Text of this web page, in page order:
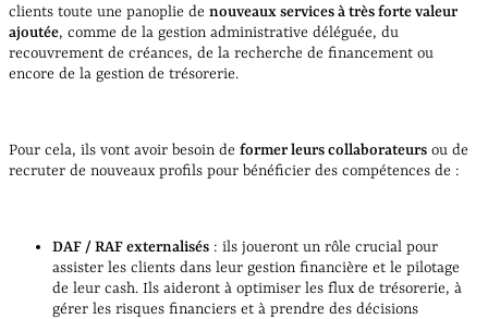
clients toute une panoplie de nouveaux services à très forte valeur
ajoutée, comme de la gestion administrative déléguée, du
recouvrement de créances, de la recherche de financement ou
encore de la gestion de trésorerie.
Pour cela, ils vont avoir besoin de former leurs collaborateurs ou de
recruter de nouveaux profils pour bénéficier des compétences de :
DAF / RAF externalisés : ils joueront un rôle crucial pour
assister les clients dans leur gestion financière et le pilotage
de leur cash. Ils aideront à optimiser les flux de trésorerie, à
gérer les risques financiers et à prendre des décisions